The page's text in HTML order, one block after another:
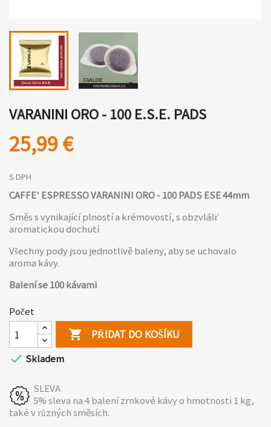
VARANINI ORO - 100 E.S.E. PADS
25,99 €
S DPH
CAFFE' ESPRESSO VARANINI ORO -100 PADS ESE 44mm
Směs s vynikající plností a krémovostí, s obzvlášť
aromatickou dochutí
Všechny pody jsou jednotlivě baleny, aby se uchovalo
aroma kávy.
Balení se 100 kávami
Počet

PŘIDAT DO KOŠÍKU
 Skladem
SLEVA
5% sleva na 4 balení zrnkové kávy o hmotnosti 1 kg,
také v různých směsích.